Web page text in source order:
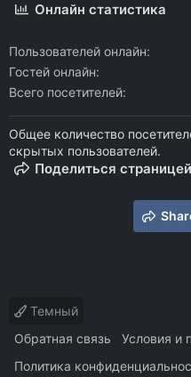
Онлайн статистика
Пользователей онлайн
Гостей онлайн
Всего посетителей
Общее количество
скрытых пользователей.
Поделиться страницей
Темный
Обратная связь
Условия и
Политика